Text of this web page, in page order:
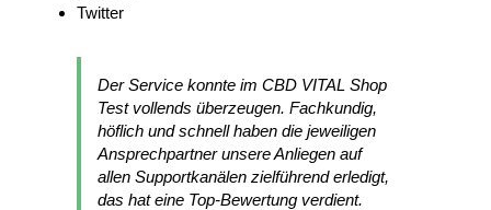
Twitter
Der Service konnte im CBD VITAL Shop
Test vollends überzeugen. Fachkundig,
höflich und schnell haben die jeweiligen
Ansprechpartner unsere Anliegen auf
allen Supportkanälen zielführend erledigt,
das hat eine Top-Bewertung verdient.